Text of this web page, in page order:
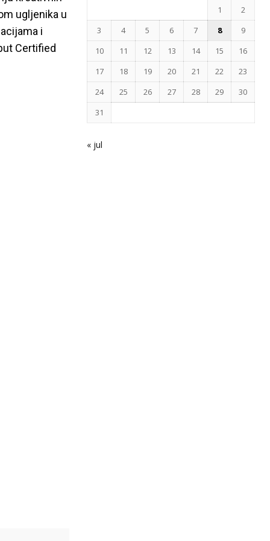
ugljenika u
i
Certified
1
2
3
4 5 6 7 8
9
10
11 12 13 14 15
16
17
18 19 20 21 22
23
24
25 26 27 28 29
30
31
« jul